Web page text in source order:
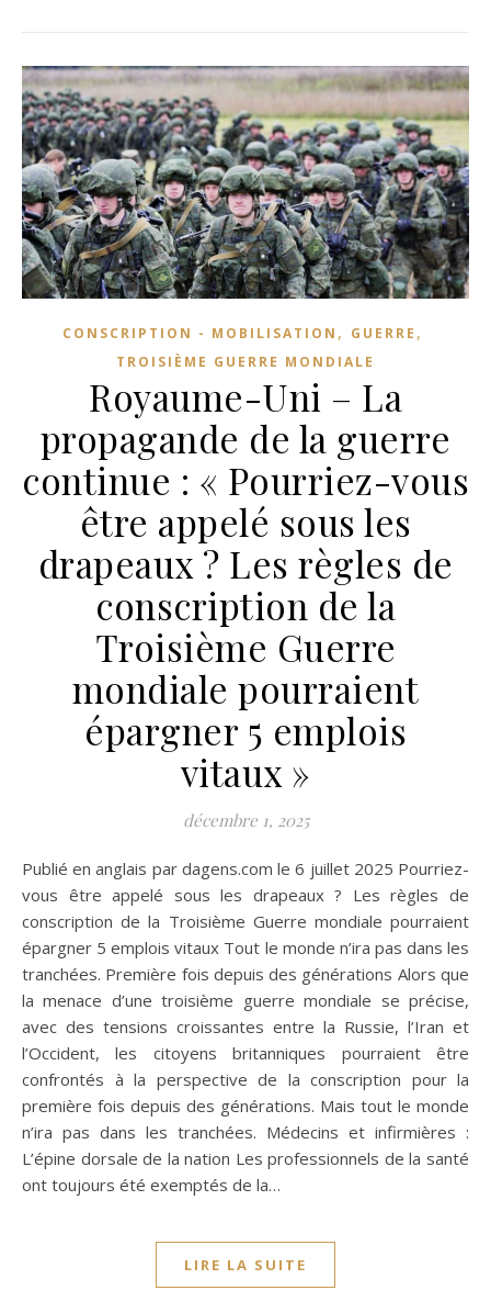
CONSCRIPTION - MOBILISATION , GUERRE ,
TROISIÈME GUERRE MONDIALE
Royaume-Uni – La
propagande de la guerre
continue : « Pourriez-vous
être appelé sous les
drapeaux ? Les règles de
conscription de la
Troisième Guerre
mondiale pourraient
épargner 5 emplois
vitaux »
décembre 1, 2025
Publié en anglais par dagens.com le 6 juillet 2025 Pourriez-
vous être appelé sous les drapeaux ? Les règles de
conscription de la Troisième Guerre mondiale pourraient
épargner 5 emplois vitaux Tout le monde n’ira pas dans les
tranchées. Première fois depuis des générations Alors que
la menace d’une troisième guerre mondiale se précise,
avec des tensions croissantes entre la Russie, l’Iran et
l’Occident, les citoyens britanniques pourraient être
confrontés à la perspective de la conscription pour la
première fois depuis des générations. Mais tout le monde
n’ira pas dans les tranchées. Médecins et infirmières :
L’épine dorsale de la nation Les professionnels de la santé
ont toujours été exemptés de la…
LIRE LA SUITE